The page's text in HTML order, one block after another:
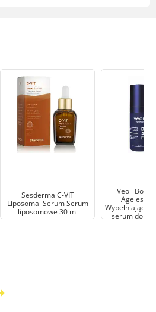
Sesderma C-VIT
Liposomal Serum Serum
liposomowe 30 ml
Veoli
Ageless
Wypełniająco-
serum do